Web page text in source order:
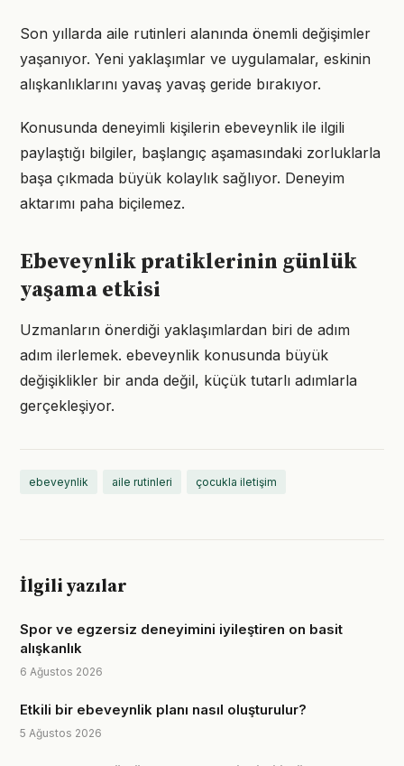
Son yıllarda aile rutinleri alanında önemli değişimler
yaşanıyor. Yeni yaklaşımlar ve uygulamalar, eskinin
alışkanlıklarını yavaş yavaş geride bırakıyor.
Konusunda deneyimli kişilerin ebeveynlik ile ilgili
paylaştığı bilgiler, başlangıç aşamasındaki zorluklarla
başa çıkmada büyük kolaylık sağlıyor. Deneyim
aktarımı paha biçilemez.
Ebeveynlik pratiklerinin günlük
yaşama etkisi
Uzmanların önerdiği yaklaşımlardan biri de adım
adım ilerlemek. ebeveynlik konusunda büyük
değişiklikler bir anda değil, küçük tutarlı adımlarla
gerçekleşiyor.
ebeveynlik aile rutinleri çocukla iletişim
İlgili yazılar
Spor ve egzersiz deneyimini iyileştiren on basit
alışkanlık
6 Ağustos 2026
Etkili bir ebeveynlik planı nasıl oluşturulur?
5 Ağustos 2026